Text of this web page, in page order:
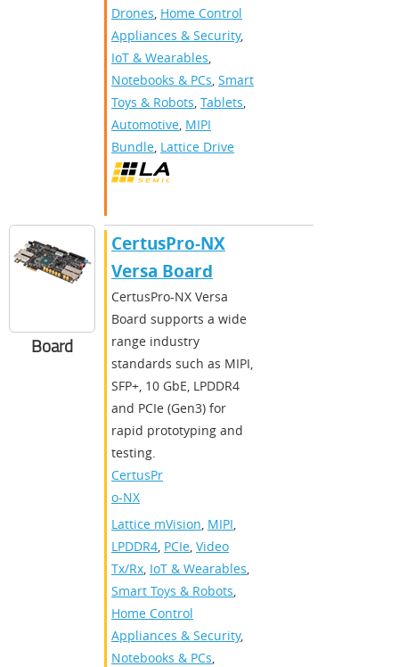
Drones, Home Control
Appliances & Security,
IoT & Wearables,
Notebooks & PCs, Smart
Toys & Robots, Tablets,
Automotive, MIPI
Bundle, Lattice Drive
Board
CertusPro-NX
Versa Board
CertusPro-NX Versa
Board supports a wide
range industry
standards such as MIPI,
SFP+, 10 GbE, LPDDR4
and PCIe (Gen3) for
rapid prototyping and
testing.
CertusPr
o-NX
Lattice mVision, MIPI,
LPDDR4, PCIe, Video
Tx/Rx, IoT & Wearables,
Smart Toys & Robots,
Home Control
Appliances & Security,
Notebooks & PCs,